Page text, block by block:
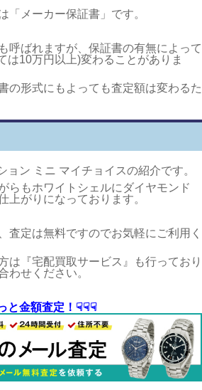
「メーカー保証書」です。
呼ばれますが、保証書の有無によって
は10万円以上)変わることがありま
の形式にもよっても査定額は変わるた
ョン ミニ マイチョイスの紹介です。
らもホワイトシェルにダイヤモンド
上がりになっております。
査定は無料ですのでお気軽にご利用く
は『宅配買取サービス』も行っており
わせください。
と金額査定！☟☟☟